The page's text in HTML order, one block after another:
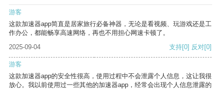
游客
这款加速器app简直是居家旅行必备神器，无论是看视频、玩游戏还是工
作办公，都能畅享高速网络，再也不用担心网速卡顿了。
2025-09-04
支持[0] 反对[0]
游客
这款加速器app的安全性很高，使用过程中不会泄露个人信息，这让我很
放心。我以前使用过一些其他的加速器app，经常会出现个人信息泄露的